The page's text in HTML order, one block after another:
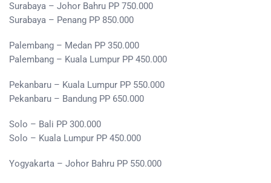
Surabaya – Johor Bahru PP 750.000
Surabaya – Penang PP 850.000
Palembang – Medan PP 350.000
Palembang – Kuala Lumpur PP 450.000
Pekanbaru – Kuala Lumpur PP 550.000
Pekanbaru – Bandung PP 650.000
Solo – Bali PP 300.000
Solo – Kuala Lumpur PP 450.000
Yogyakarta – Johor Bahru PP 550.000